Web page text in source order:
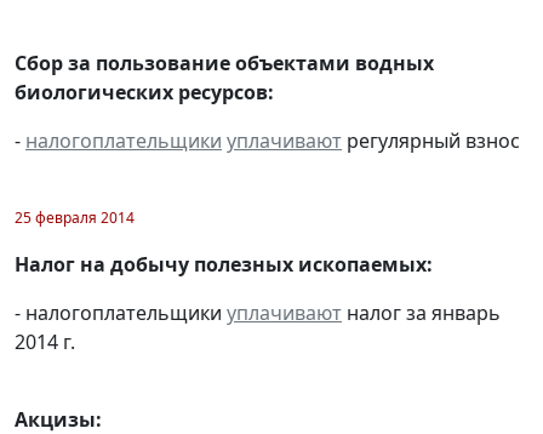
Сбор за пользование объектами водных
биологических ресурсов:
- налогоплательщики уплачивают регулярный взнос
25 февраля 2014
Налог на добычу полезных ископаемых:
- налогоплательщики уплачивают налог за январь
2014 г.
Акцизы: